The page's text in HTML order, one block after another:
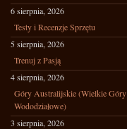
6 sierpnia, 2026
Testy i Recenzje Sprzętu
5 sierpnia, 2026
Trenuj z Pasją
4 sierpnia, 2026
Góry Australijskie (Wielkie Góry
Wododziałowe)
3 sierpnia, 2026